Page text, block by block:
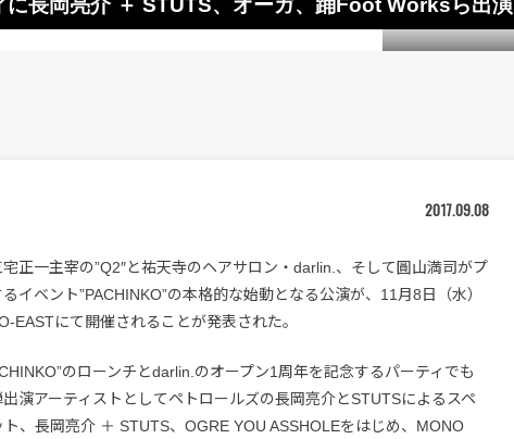
長岡亮介 ＋ STUTS、オーガ、踊Foot Worksら出演
2017.09.08
正一主宰の”Q2″と祐天寺のヘアサロン・darlin.、そして圓山満司がプ
イベント”PACHINKO”の本格的な始動となる公演が、11月8日（水）
EASTにて開催されることが発表された。
のローンチとdarlin.のオープン1周年を記念するパーティでも
出演アーティストとしてペトロールズの長岡亮介とSTUTSによるスペ
ト、長岡亮介 ＋ STUTS、OGRE YOU ASSHOLEをはじめ、MONO